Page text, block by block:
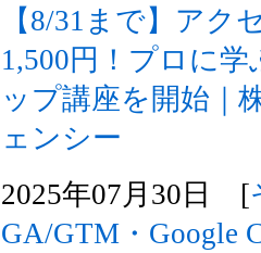
【8/31まで】アク
1,500円！プロに
ップ講座を開始｜
ェンシー
2025年07月30日 [
GA/GTM・Google